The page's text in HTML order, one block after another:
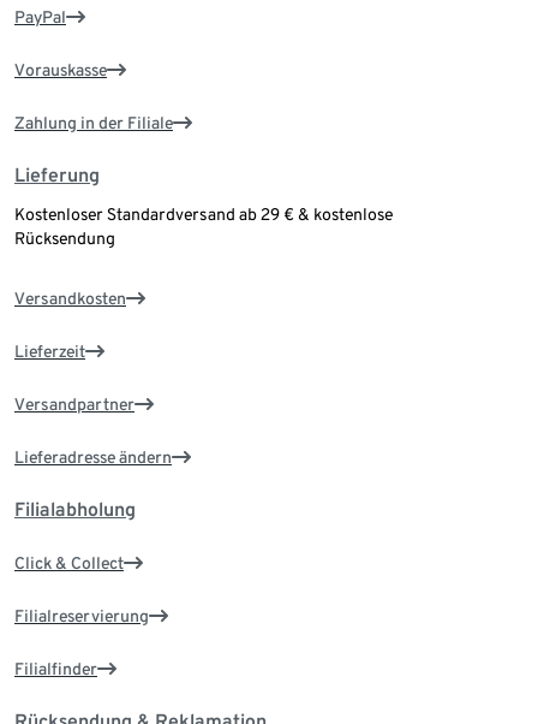
PayPal
Vorauskasse
Zahlung in der Filiale
Lieferung
Kostenloser Standardversand ab 29 € & kostenlose
Rücksendung
Versandkosten
Lieferzeit
Versandpartner
Lieferadresse ändern
Filialabholung
Click & Collect
Filialreservierung
Filialfinder